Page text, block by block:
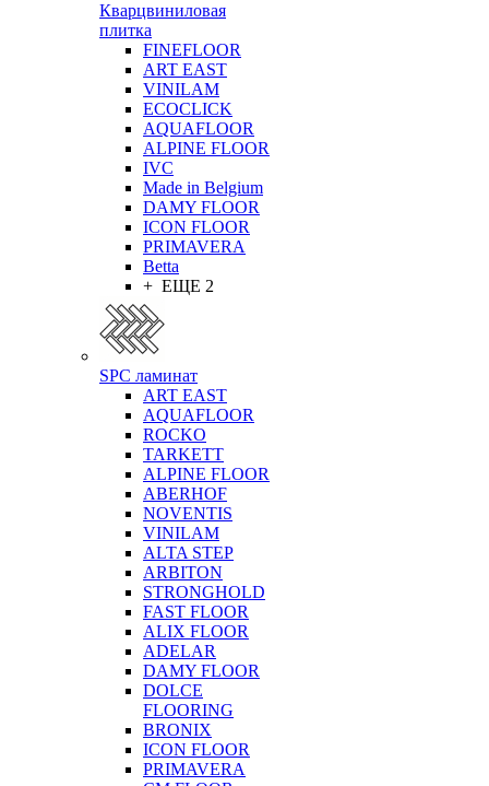
Кварцвиниловая
плитка
FINEFLOOR
ART EAST
VINILAM
ECOCLICK
AQUAFLOOR
ALPINE FLOOR
IVC
Made in Belgium
DAMY FLOOR
ICON FLOOR
PRIMAVERA
Betta
+ ЕЩЕ 2
SPC ламинат
ART EAST
AQUAFLOOR
ROCKO
TARKETT
ALPINE FLOOR
ABERHOF
NOVENTIS
VINILAM
ALTA STEP
ARBITON
STRONGHOLD
FAST FLOOR
ALIX FLOOR
ADELAR
DAMY FLOOR
DOLCE
FLOORING
BRONIX
ICON FLOOR
PRIMAVERA